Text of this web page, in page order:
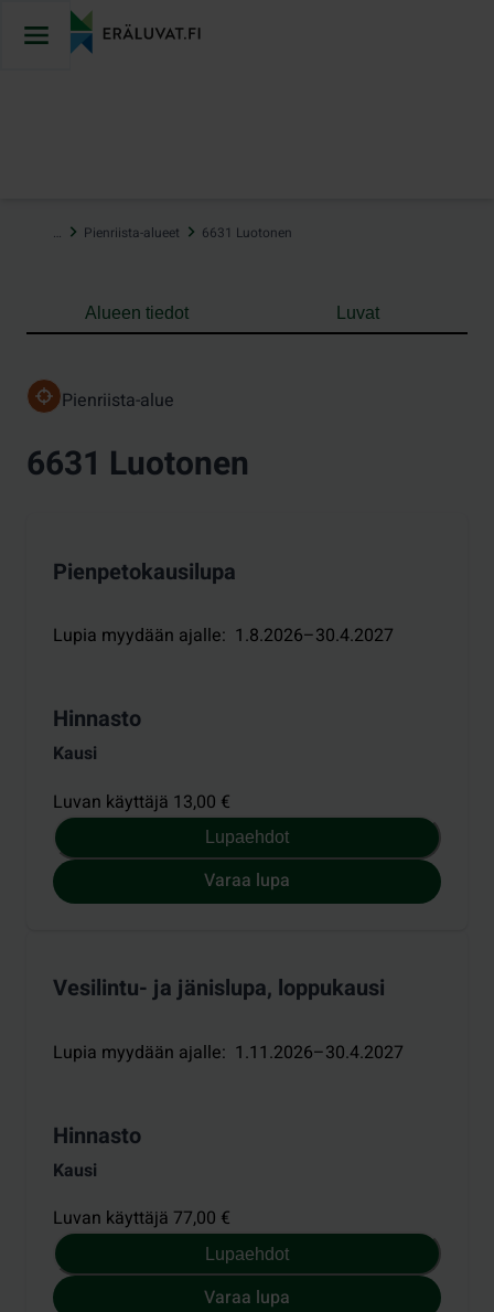
sisältöön
… Pienriista-alueet 6631 Luotonen
Alueen tiedot Luvat
Pienriista-alue
6631 Luotonen
Pienpetokausilupa
Lupia myydään ajalle: 1.8.2026–30.4.2027
Hinnasto
Kausi
Luvan käyttäjä 13,00 €
Lupaehdot
Varaa lupa
Vesilintu- ja jänislupa, loppukausi
Lupia myydään ajalle: 1.11.2026–30.4.2027
Hinnasto
Kausi
Luvan käyttäjä 77,00 €
Lupaehdot
Varaa lupa